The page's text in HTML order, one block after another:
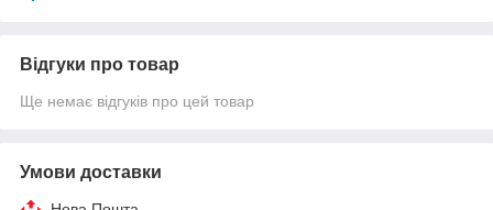
Відгуки про товар
Ще немає відгуків про цей товар
Умови доставки